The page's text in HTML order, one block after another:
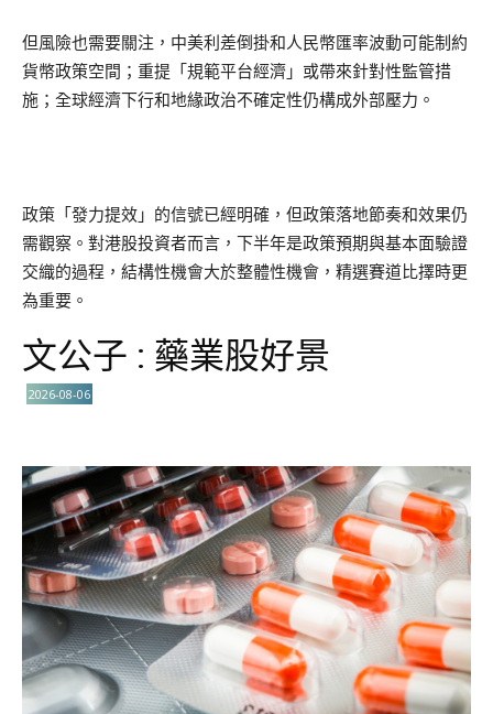
但風險也需要關注，中美利差倒掛和人民幣匯率波動可能制約
貨幣政策空間；重提「規範平台經濟」或帶來針對性監管措
施；全球經濟下行和地緣政治不確定性仍構成外部壓力。
政策「發力提效」的信號已經明確，但政策落地節奏和效果仍
需觀察。對港股投資者而言，下半年是政策預期與基本面驗證
交織的過程，結構性機會大於整體性機會，精選賽道比擇時更
為重要。
文公子 : 藥業股好景
2026-08-06